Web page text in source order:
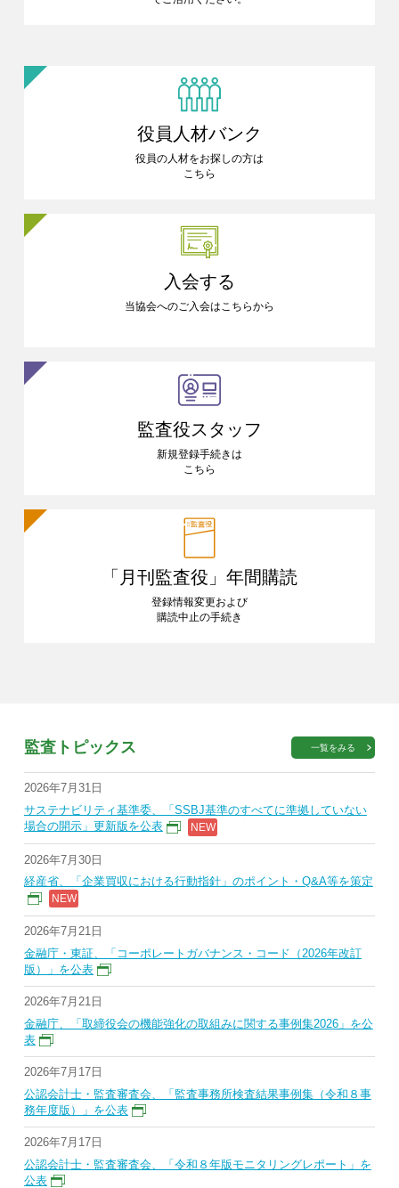
役員人材バンク
役員の人材をお探しの方は
こちら
入会する
当協会へのご入会はこちらから
監査役スタッフ
新規登録手続きは
こちら
「月刊監査役」 年間購読
登録情報変更および
購読中止の手続き
監査トピックス 一覧をみる
2026年7月31日
サステナビリティ基準委、「SSBJ基準のすべてに準拠していない
場合の開示」更新版を公表
2026年7月30日
経産省、「企業買収における行動指針」のポイント・Q&A等を策定
2026年7月21日
金融庁・東証、「コーポレートガバナンス・コード（2026年改訂
版）」を公表
2026年7月21日
金融庁、「取締役会の機能強化の取組みに関する事例集2026」を公
表
2026年7月17日
公認会計士・監査審査会、「監査事務所検査結果事例集（令和８事
務年度版）」を公表
2026年7月17日
公認会計士・監査審査会、「令和８年版モニタリングレポート」を
公表